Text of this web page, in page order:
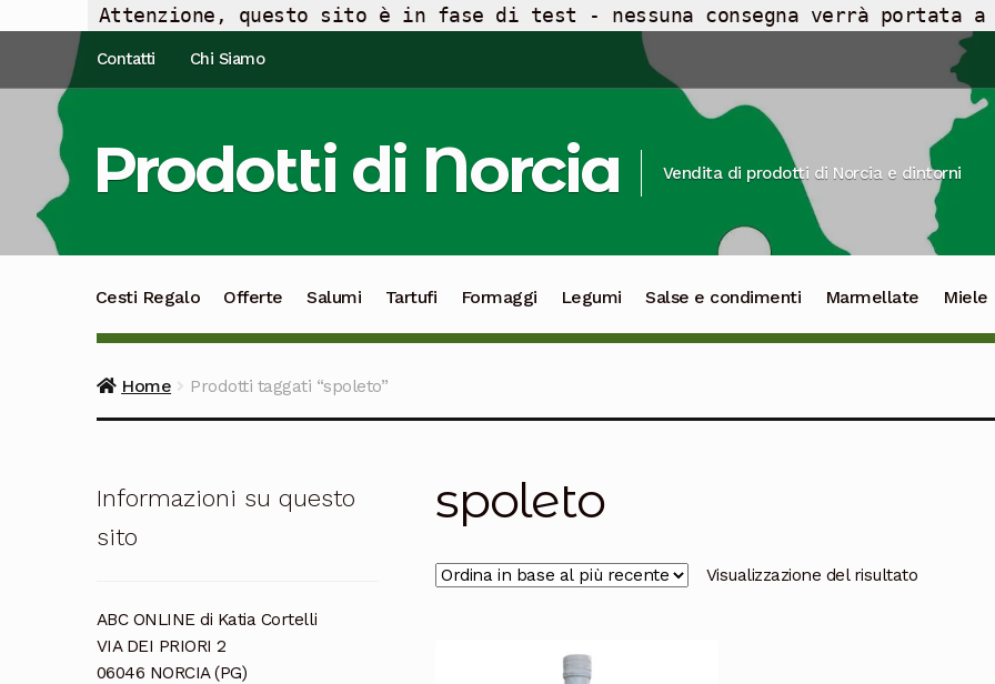
Attenzione, questo sito è in fase di test - nessuna consegna verrà portata
Contatti Chi Siamo
Prodotti di Norcia Vendita di prodotti di Norcia e dintorni
Cesti Regalo Offerte Salumi Tartufi Formaggi Legumi Salse e condimenti Marmellate Miele
Home Prodotti taggati “spoleto”
spoleto
Visualizzazione del risultato
Informazioni su questo
sito
ABC ONLINE di Katia Cortelli
VIA DEI PRIORI 2
06046 NORCIA (PG)